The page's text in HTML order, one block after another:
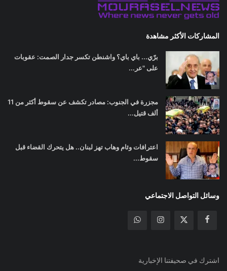
المشاركات الأكثر مشاهدة
برّي... باي باي؟ واشنطن تكسر جدار الصمت: عقوبات
على "عر...
مجزرة في الجنوب: مصادر تكشف عن سقوط أكثر من 11
ألف قتيل...
اعترافات وئام وهاب تهز لبنان.. هل يتحرك القضاء قبل
سقوط...
وسائل التواصل الاجتماعي
اشترك في صحيفتنا الإخبارية